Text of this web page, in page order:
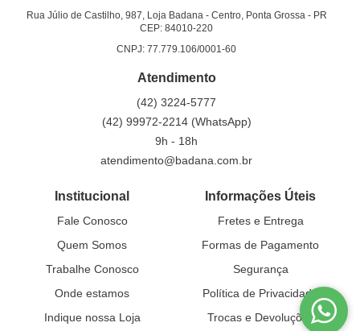
Rua Júlio de Castilho, 987, Loja Badana - Centro, Ponta Grossa - PR
CEP: 84010-220
CNPJ: 77.779.106/0001-60
Atendimento
(42) 3224-5777
(42) 99972-2214 (WhatsApp)
9h - 18h
atendimento@badana.com.br
Institucional
Fale Conosco
Quem Somos
Trabalhe Conosco
Onde estamos
Indique nossa Loja
Informações Úteis
Fretes e Entrega
Formas de Pagamento
Segurança
Política de Privacidade
Trocas e Devoluções